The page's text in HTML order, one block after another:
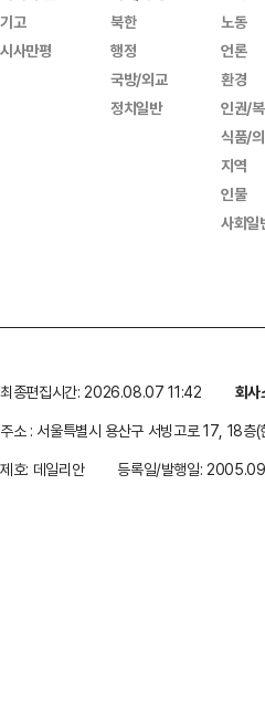
기고
시사만평
북한
행정
국방/외교
정치일반
노동
언론
환경
인권/
식품/
지역
인물
사회일
최종편집시간: 2026.08.07 11:42 회사
주소 : 서울특별시 용산구 서빙고로 17, 18층
제호: 데일리안
등록일/발행일: